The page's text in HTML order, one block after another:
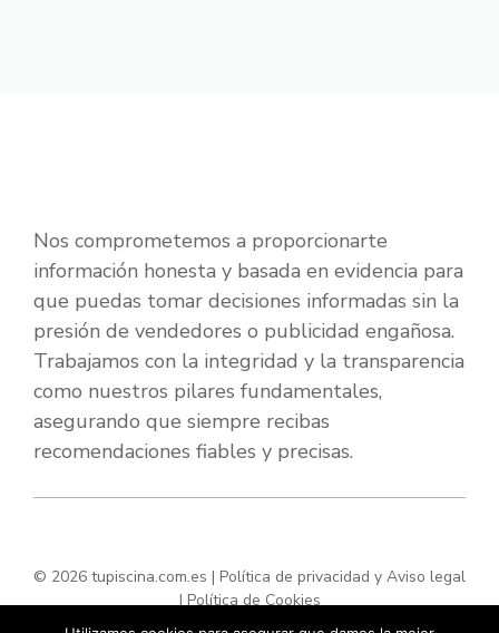
Nos comprometemos a proporcionarte
información honesta y basada en evidencia para
que puedas tomar decisiones informadas sin la
presión de vendedores o publicidad engañosa.
Trabajamos con la integridad y la transparencia
como nuestros pilares fundamentales,
asegurando que siempre recibas
recomendaciones fiables y precisas.
© 2026 tupiscina.com.es | Política de privacidad y Aviso legal
|Política de Cookies